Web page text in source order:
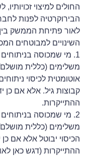
החולים למיצוי
הבירוקרטיה לפנות
לאור פתיחת הממשק בין
השינויים למבוטחים
1. מי שמכוסה
משלימים (כללית מושלם/
אוטומטית לכיסוי
קבוצות גיל. אלא אם כן
ההתייקרות.
2. מי שמכוסה
משלימים (כללית מושלם/
הכיסוי יבוטל אלא אם
ההתייקרות (דגש כאן